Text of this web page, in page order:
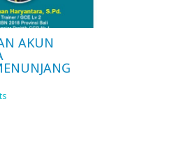
AKUN